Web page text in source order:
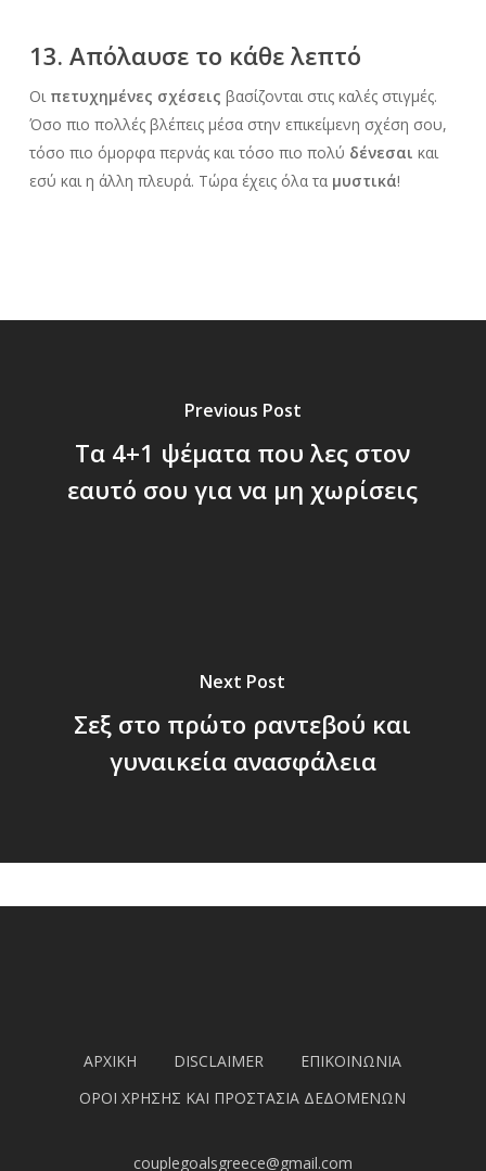
13. Απόλαυσε το κάθε λεπτό
Οι πετυχημένες σχέσεις βασίζονται στις καλές στιγμές.
Όσο πιο πολλές βλέπεις μέσα στην επικείμενη σχέση σου,
τόσο πιο όμορφα περνάς και τόσο πιο πολύ δένεσαι και
εσύ και η άλλη πλευρά. Τώρα έχεις όλα τα μυστικά!
Previous Post
Τα 4+1 ψέματα που λες στον
εαυτό σου για να μη χωρίσεις
Next Post
Σεξ στο πρώτο ραντεβού και
γυναικεία ανασφάλεια
ΑΡΧΙΚΗ DISCLAIMER
ΕΠΙΚΟΙΝΩΝΙΑ
ΟΡΟΙ ΧΡΗΣΗΣ ΚΑΙ ΠΡΟΣΤΑΣΙΑ ΔΕΔΟΜΕΝΩΝ
couplegoalsgreece@gmail.com